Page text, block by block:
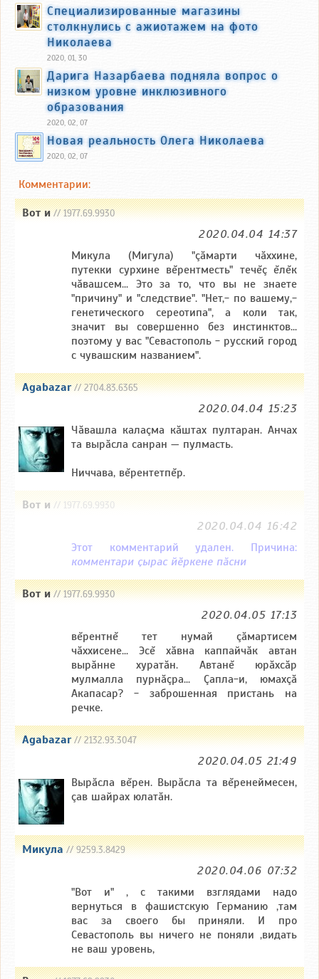
Специализированные магазины
столкнулись с ажиотажем на фото
Николаева
2020, 01, 30
Дарига Назарбаева подняла вопрос о
низком уровне инклюзивного
образования
2020, 02, 07
Новая реальность Олега Николаева
2020, 02, 07
Комментарии:
Вот и// 1977.69.9930
2020.04.04 14:37
Микула (Мигула) "çăмарти чăххине,
путекки сурхине вĕрентместь" течĕç ĕлĕк
чăвашсем... Это за то, что вы не знаете
"причину" и "следствие". "Нет,- по вашему,-
генетического сереотипа", а коли так,
значит вы совершенно без инстинктов...
поэтому у вас "Севастополь - русский город
с чувашским названием".
Agabazar// 2704.83.6365
2020.04.04 15:23
Чăвашла калаçма кăштах пултаран. Анчах
та вырăсла санран — пулмасть.
Ниччава, вĕрентетпĕр.
Вот и // 1977.69.9930
2020.04.04 16:42
Этот комментарий удален. Причина:
комментари ҫырас йӗркене пӑсни
Вот и// 1977.69.9930
2020.04.05 17:13
вĕрентнĕ тет нумай çăмартисем
чăххисене... Эсĕ хăвна каппайчăк автан
вырăнне хуратăн. Автанĕ юрăхсăр
мулмалла пурнăçра... Çапла-и, юмахçă
Акапасар? - заброшенная пристань на
речке.
Agabazar// 2132.93.3047
2020.04.05 21:49
Вырăсла вĕрен. Вырăсла та вĕренеймесен,
çав шайрах юлатăн.
Микула// 9259.3.8429
2020.04.06 07:32
"Вот и" , с такими взглядами надо
вернуться в фашистскую Германию ,там
вас за своего бы приняли. И про
Севастополь вы ничего не поняли ,видать
не ваш уровень,